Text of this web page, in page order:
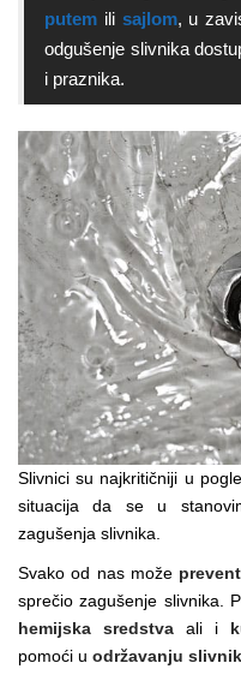
putem ili sajlom, u
odgušenje slivnika
i praznika.
Slivnici su najkritičniji u
situacija da se u
zagušenja slivnika.
Svako od nas može
sprečio zagušenje slivnika.
hemijska sredstva ali i
pomoći u održavanju